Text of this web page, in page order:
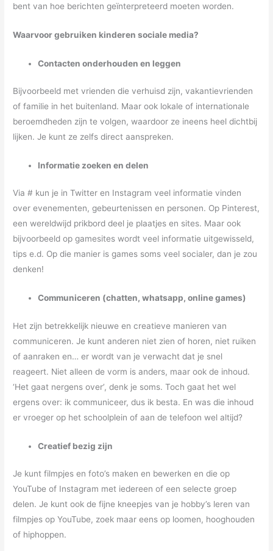
bent van hoe berichten geïnterpreteerd moeten worden.
Waarvoor gebruiken kinderen sociale media?
Contacten onderhouden en leggen
Bijvoorbeeld met vrienden die verhuisd zijn, vakantievrienden
of familie in het buitenland. Maar ook lokale of internationale
beroemdheden zijn te volgen, waardoor ze ineens heel dichtbij
lijken. Je kunt ze zelfs direct aanspreken.
Informatie zoeken en delen
Via # kun je in Twitter en Instagram veel informatie vinden
over evenementen, gebeurtenissen en personen. Op Pinterest,
een wereldwijd prikbord deel je plaatjes en sites. Maar ook
bijvoorbeeld op gamesites wordt veel informatie uitgewisseld,
tips e.d. Op die manier is games soms veel socialer, dan je zou
denken!
Communiceren (chatten, whatsapp, online games)
Het zijn betrekkelijk nieuwe en creatieve manieren van
communiceren. Je kunt anderen niet zien of horen, niet ruiken
of aanraken en… er wordt van je verwacht dat je snel
reageert. Niet alleen de vorm is anders, maar ook de inhoud.
‘Het gaat nergens over’, denk je soms. Toch gaat het wel
ergens over: ik communiceer, dus ik besta. En was die inhoud
er vroeger op het schoolplein of aan de telefoon wel altijd?
Creatief bezig zijn
Je kunt filmpjes en foto’s maken en bewerken en die op
YouTube of Instagram met iedereen of een selecte groep
delen. Je kunt ook de fijne kneepjes van je hobby’s leren van
filmpjes op YouTube, zoek maar eens op loomen, hooghouden
of hiphoppen.